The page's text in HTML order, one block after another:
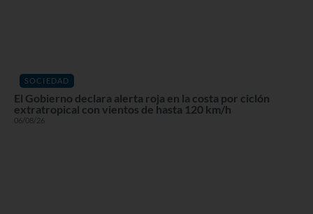
SOCIEDAD
El Gobierno declara alerta roja en la costa por ciclón
extratropical con vientos de hasta 120 km/h
06/08/26